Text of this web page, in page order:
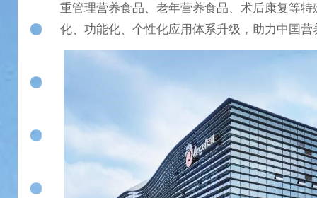
重管理营养食品、老年营养食品、术后康复等
化、功能化、个性化应用体系升级，助力中国